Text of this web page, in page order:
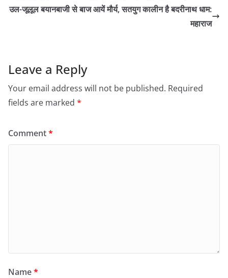
उल-जूलूल बयानबाजी से बाज आयें मौर्य, सतयुग कालीन है बदरीनाथ धाम:
महाराज
Leave a Reply
Your email address will not be published. Required
fields are marked *
Comment*
Name*